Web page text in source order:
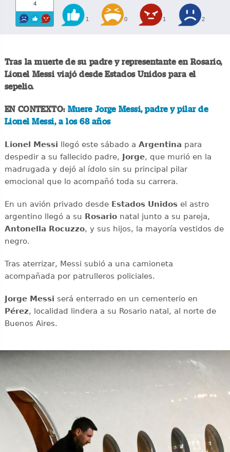
4
1 0 1 2
Tras la muerte de su padre y representante en Rosario,
Lionel Messiviajó desde Estados Unidos para el
sepelio.
EN CONTEXTO: Muere Jorge Messi, padre y pilar de
Lionel Messi, a los 68 años
Lionel Messi llegó este sábado a Argentina para
despedir a su fallecido padre, Jorge, que murió en la
madrugada y dejó al ídolo sin su principal pilar
emocional que lo acompañó toda su carrera.
En un avión privado desdeEstados Unidosel astro
argentino llegó a su Rosarionatal junto a su pareja,
Antonella Rocuzzo, y sus hijos, la mayoría vestidos de
negro.
Tras aterrizar, Messi subió a una camioneta
acompañada por patrulleros policiales.
Jorge Messi será enterrado en un cementerio en
Pérez, localidad lindera a su Rosario natal, al norte de
Buenos Aires.